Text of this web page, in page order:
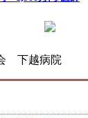
下越病院